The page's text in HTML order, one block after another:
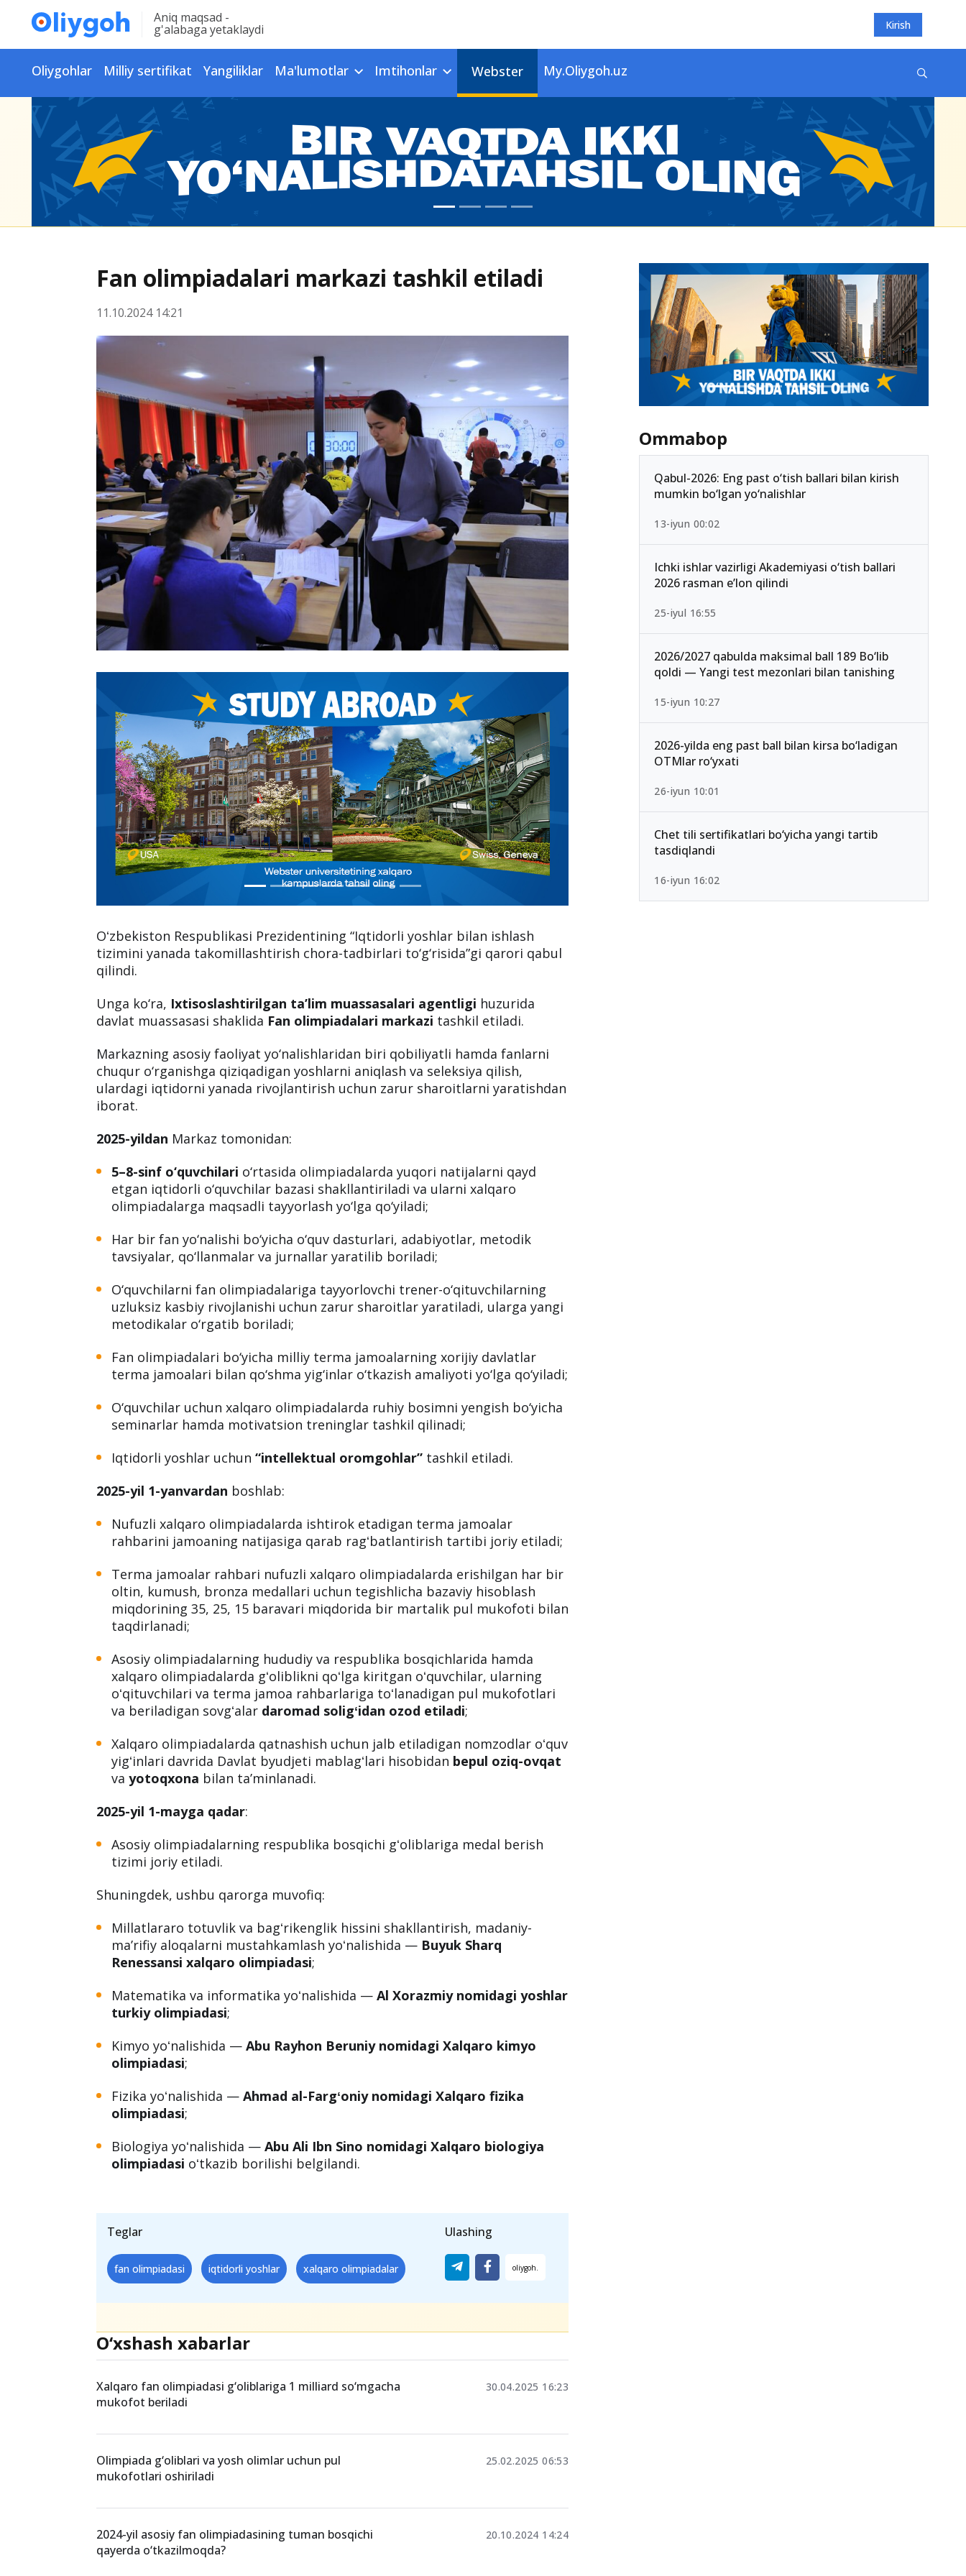
Aniq maqsad -
g'alabaga yetaklaydi Kirish
Oliygohlar Milliy sertifikat Yangiliklar Ma'lumotlar Imtihonlar Webster My.Oliygoh.uz
Fan olimpiadalari markazi tashkil etiladi
11.10.2024 14:21
Oʻzbekiston Respublikasi Prezidentining “Iqtidorli yoshlar bilan ishlash
tizimini yanada takomillashtirish chora-tadbirlari to‘g‘risida”gi qarori qabul
qilindi.
Unga ko‘ra, Ixtisoslashtirilgan ta’lim muassasalari agentligi huzurida
davlat muassasasi shaklida Fan olimpiadalari markazi tashkil etiladi.
Markazning asosiy faoliyat yo‘nalishlaridan biri qobiliyatli hamda fanlarni
chuqur o‘rganishga qiziqadigan yoshlarni aniqlash va seleksiya qilish,
ulardagi iqtidorni yanada rivojlantirish uchun zarur sharoitlarni yaratishdan
iborat.
2025-yildan Markaz tomonidan:
5–8-sinf o‘quvchilari o‘rtasida olimpiadalarda yuqori natijalarni qayd
etgan iqtidorli o‘quvchilar bazasi shakllantiriladi va ularni xalqaro
olimpiadalarga maqsadli tayyorlash yo‘lga qo‘yiladi;
Har bir fan yo‘nalishi bo‘yicha o‘quv dasturlari, adabiyotlar, metodik
tavsiyalar, qo‘llanmalar va jurnallar yaratilib boriladi;
O‘quvchilarni fan olimpiadalariga tayyorlovchi trener-o‘qituvchilarning
uzluksiz kasbiy rivojlanishi uchun zarur sharoitlar yaratiladi, ularga yangi
metodikalar o‘rgatib boriladi;
Fan olimpiadalari bo‘yicha milliy terma jamoalarning xorijiy davlatlar
terma jamoalari bilan qo‘shma yig‘inlar o‘tkazish amaliyoti yo‘lga qo‘yiladi;
O‘quvchilar uchun xalqaro olimpiadalarda ruhiy bosimni yengish bo‘yicha
seminarlar hamda motivatsion treninglar tashkil qilinadi;
Iqtidorli yoshlar uchun“intellektual oromgohlar” tashkil etiladi.
2025-yil 1-yanvardan boshlab:
Nufuzli xalqaro olimpiadalarda ishtirok etadigan terma jamoalar
rahbarini jamoaning natijasiga qarab ragʻbatlantirish tartibi joriy etiladi;
Terma jamoalar rahbari nufuzli xalqaro olimpiadalarda erishilgan har bir
oltin, kumush, bronza medallari uchun tegishlicha bazaviy hisoblash
miqdorining 35, 25, 15 baravari miqdorida bir martalik pul mukofoti bilan
taqdirlanadi;
Asosiy olimpiadalarning hududiy va respublika bosqichlarida hamda
xalqaro olimpiadalarda gʻoliblikni qoʻlga kiritgan oʻquvchilar, ularning
oʻqituvchilari va terma jamoa rahbarlariga toʻlanadigan pul mukofotlari
va beriladigan sovgʻalar daromad soligʻidan ozod etiladi;
Xalqaro olimpiadalarda qatnashish uchun jalb etiladigan nomzodlar oʻquv
yigʻinlari davrida Davlat byudjeti mablagʻlari hisobidan bepul oziq-ovqat
vayotoqxona bilan taʼminlanadi.
2025-yil 1-mayga qadar:
Asosiy olimpiadalarning respublika bosqichi gʻoliblariga medal berish
tizimi joriy etiladi.
Shuningdek, ushbu qarorga muvofiq:
Millatlararo totuvlik va bagʻrikenglik hissini shakllantirish, madaniy-
maʼrifiy aloqalarni mustahkamlash yoʻnalishida — Buyuk Sharq
Renessansi xalqaro olimpiadasi;
Matematika va informatika yoʻnalishida —Al Xorazmiy nomidagi yoshlar
turkiy olimpiadasi;
Kimyo yoʻnalishida —Abu Rayhon Beruniy nomidagi Xalqaro kimyo
olimpiadasi;
Fizika yoʻnalishida —Ahmad al-Fargʻoniy nomidagi Xalqaro fizika
olimpiadasi;
Biologiya yoʻnalishida —Abu Ali Ibn Sino nomidagi Xalqaro biologiya
olimpiadasi oʻtkazib borilishi belgilandi.
Teglar
fan olimpiadasi iqtidorli yoshlar xalqaro olimpiadalar
Ulashing
O‘xshash xabarlar
Xalqaro fan olimpiadasi g‘oliblariga 1 milliard so‘mgacha
mukofot beriladi
30.04.2025 16:23
Olimpiada g‘oliblari va yosh olimlar uchun pul
mukofotlari oshiriladi
25.02.2025 06:53
2024-yil asosiy fan olimpiadasining tuman bosqichi
qayerda o‘tkazilmoqda?
20.10.2024 14:24
Ommabop
Qabul-2026: Eng past o‘tish ballari bilan kirish
mumkin bo‘lgan yo‘nalishlar
13-iyun 00:02
Ichki ishlar vazirligi Akademiyasi o‘tish ballari
2026 rasman e’lon qilindi
25-iyul 16:55
2026/2027 qabulda maksimal ball 189 Bo‘lib
qoldi — Yangi test mezonlari bilan tanishing
15-iyun 10:27
2026-yilda eng past ball bilan kirsa bo‘ladigan
OTMlar ro‘yxati
26-iyun 10:01
Chet tili sertifikatlari bo‘yicha yangi tartib
tasdiqlandi
16-iyun 16:02